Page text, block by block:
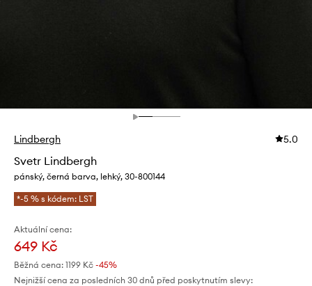
Lindbergh 5.0
Svetr Lindbergh
pánský, černá barva, lehký, 30-800144
*-5 % s kódem: LST
Aktuální cena:
649 Kč
Běžná cena: 1199 Kč -45%
Nejnižší cena za posledních 30 dnů před poskytnutím slevy: